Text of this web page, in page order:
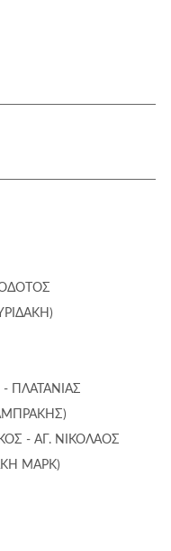
ΠΛΑΤΑΝΙΑΣ
- ΑΓ. ΝΙΚΟΛΑΟΣ
ΜΑΡΚ)